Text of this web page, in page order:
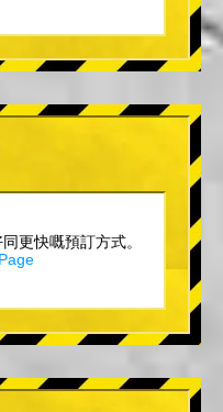
更快嘅預訂方式。